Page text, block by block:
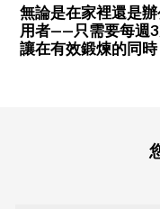
無論是在家裡還是
用者——只需要每週3
讓在有效鍛煉的同